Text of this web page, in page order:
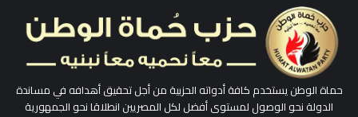
حماة الوطن يستخدم كافة أدواته الحزبية من أجل تحقيق أهدافه في مساندة
الدولة نحو الوصول لمستوى أفضل لكل المصريين انطلاقا نحو الجمهورية